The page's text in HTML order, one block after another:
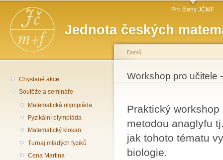
Jednota českých
Hlavní menu Pro členy JČMF
Chystané akce
Soutěže a semináře
Matematická olympiáda
Fyzikální olympiáda
Matematický klokan
Turnaj mladých fyziků
Cena Martina
Jste zde
Domů
Workshop pro učitele
Praktický
metodou anaglyfu
jak tohoto tématu
biologie.